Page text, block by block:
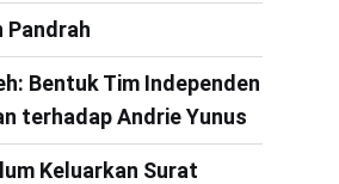
Pandrah
Bentuk Tim Independen
terhadap Andrie Yunus
Keluarkan Surat